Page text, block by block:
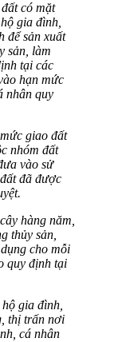
có mặt
gia đình,
để sản xuất
sản, làm
tại các
hạn mức
nhân quy
giao đất
nhóm đất
vào sử
đã được
hàng năm,
thủy sản,
cho mỗi
quy định tại
gia đình,
thị trấn nơi
cá nhân